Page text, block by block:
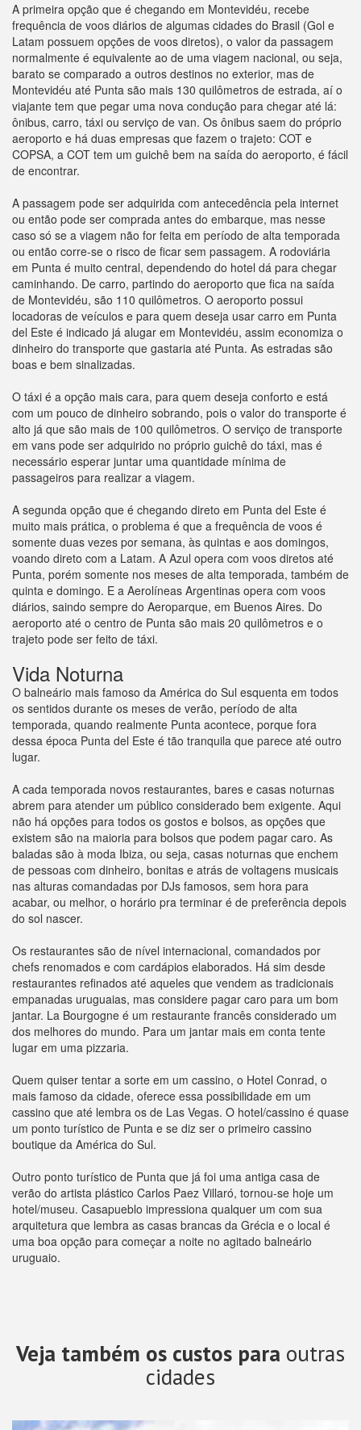
A primeira opção que é chegando em Montevidéu, recebe
frequência de voos diários de algumas cidades do Brasil (Gol e
Latam possuem opções de voos diretos), o valor da passagem
normalmente é equivalente ao de uma viagem nacional, ou seja,
barato se comparado a outros destinos no exterior, mas de
Montevidéu até Punta são mais 130 quilômetros de estrada, aí o
viajante tem que pegar uma nova condução para chegar até lá:
ônibus, carro, táxi ou serviço de van. Os ônibus saem do próprio
aeroporto e há duas empresas que fazem o trajeto: COT e
COPSA, a COT tem um guichê bem na saída do aeroporto, é fácil
de encontrar.
A passagem pode ser adquirida com antecedência pela internet
ou então pode ser comprada antes do embarque, mas nesse
caso só se a viagem não for feita em período de alta temporada
ou então corre-se o risco de ficar sem passagem. A rodoviária
em Punta é muito central, dependendo do hotel dá para chegar
caminhando. De carro, partindo do aeroporto que fica na saída
de Montevidéu, são 110 quilômetros. O aeroporto possui
locadoras de veículos e para quem deseja usar carro em Punta
del Este é indicado já alugar em Montevidéu, assim economiza o
dinheiro do transporte que gastaria até Punta. As estradas são
boas e bem sinalizadas.
O táxi é a opção mais cara, para quem deseja conforto e está
com um pouco de dinheiro sobrando, pois o valor do transporte é
alto já que são mais de 100 quilômetros. O serviço de transporte
em vans pode ser adquirido no próprio guichê do táxi, mas é
necessário esperar juntar uma quantidade mínima de
passageiros para realizar a viagem.
A segunda opção que é chegando direto em Punta del Este é
muito mais prática, o problema é que a frequência de voos é
somente duas vezes por semana, às quintas e aos domingos,
voando direto com a Latam. A Azul opera com voos diretos até
Punta, porém somente nos meses de alta temporada, também de
quinta e domingo. E a Aerolíneas Argentinas opera com voos
diários, saindo sempre do Aeroparque, em Buenos Aires. Do
aeroporto até o centro de Punta são mais 20 quilômetros e o
trajeto pode ser feito de táxi.
Vida Noturna
O balneário mais famoso da América do Sul esquenta em todos
os sentidos durante os meses de verão, período de alta
temporada, quando realmente Punta acontece, porque fora
dessa época Punta del Este é tão tranquila que parece até outro
lugar.
A cada temporada novos restaurantes, bares e casas noturnas
abrem para atender um público considerado bem exigente. Aqui
não há opções para todos os gostos e bolsos, as opções que
existem são na maioria para bolsos que podem pagar caro. As
baladas são à moda Ibiza, ou seja, casas noturnas que enchem
de pessoas com dinheiro, bonitas e atrás de voltagens musicais
nas alturas comandadas por DJs famosos, sem hora para
acabar, ou melhor, o horário pra terminar é de preferência depois
do sol nascer.
Os restaurantes são de nível internacional, comandados por
chefs renomados e com cardápios elaborados. Há sim desde
restaurantes refinados até aqueles que vendem as tradicionais
empanadas uruguaias, mas considere pagar caro para um bom
jantar. La Bourgogne é um restaurante francês considerado um
dos melhores do mundo. Para um jantar mais em conta tente
lugar em uma pizzaria.
Quem quiser tentar a sorte em um cassino, o Hotel Conrad, o
mais famoso da cidade, oferece essa possibilidade em um
cassino que até lembra os de Las Vegas. O hotel/cassino é quase
um ponto turístico de Punta e se diz ser o primeiro cassino
boutique da América do Sul.
Outro ponto turístico de Punta que já foi uma antiga casa de
verão do artista plástico Carlos Paez Villaró, tornou-se hoje um
hotel/museu. Casapueblo impressiona qualquer um com sua
arquitetura que lembra as casas brancas da Grécia e o local é
uma boa opção para começar a noite no agitado balneário
uruguaio.
Veja também os custos para outras
cidades